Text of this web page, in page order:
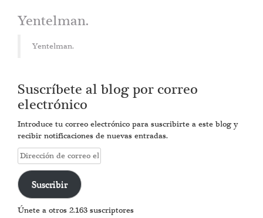
Yentelman.
Yentelman.
Suscríbete al blog por correo
electrónico
Introduce tu correo electrónico para suscribirte a este blog y
recibir notificaciones de nuevas entradas.
Dirección
de
correo
electrónico
Suscribir
Únete a otros 2.163 suscriptores